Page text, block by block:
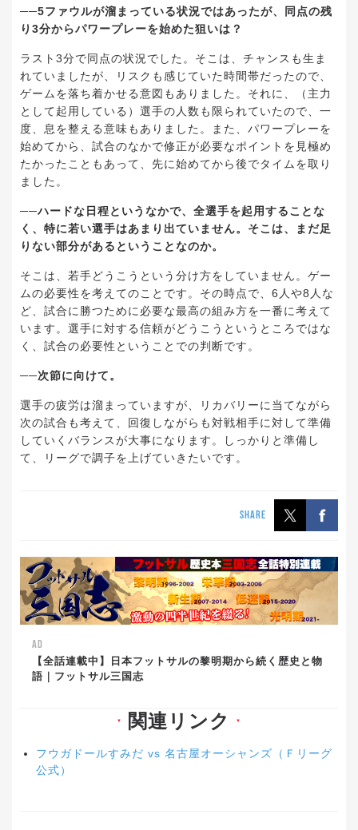
──5ファウルが溜まっている状況ではあったが、同点の残
り3分からパワープレーを始めた狙いは？
ラスト3分で同点の状況でした。そこは、チャンスも生ま
れていましたが、リスクも感じていた時間帯だったので、
ゲームを落ち着かせる意図もありました。それに、（主力
として起用している）選手の人数も限られていたので、一
度、息を整える意味もありました。また、パワープレーを
始めてから、試合のなかで修正が必要なポイントを見極め
たかったこともあって、先に始めてから後でタイムを取り
ました。
──ハードな日程というなかで、全選手を起用することな
く、特に若い選手はあまり出ていません。そこは、まだ足
りない部分があるということなのか。
そこは、若手どうこうという分け方をしていません。ゲー
ムの必要性を考えてのことです。その時点で、6人や8人な
ど、試合に勝つために必要な最高の組み方を一番に考えて
います。選手に対する信頼がどうこうというところではな
く、試合の必要性ということでの判断です。
──次節に向けて。
選手の疲労は溜まっていますが、リカバリーに当てながら
次の試合も考えて、回復しながらも対戦相手に対して準備
していくバランスが大事になります。しっかりと準備し
て、リーグで調子を上げていきたいです。
SHARE
AD
【全話連載中】日本フットサルの黎明期から続く歴史と物
語｜フットサル三国志
▼ 関連リンク ▼
フウガドールすみだ vs 名古屋オーシャンズ（Ｆリーグ
公式）